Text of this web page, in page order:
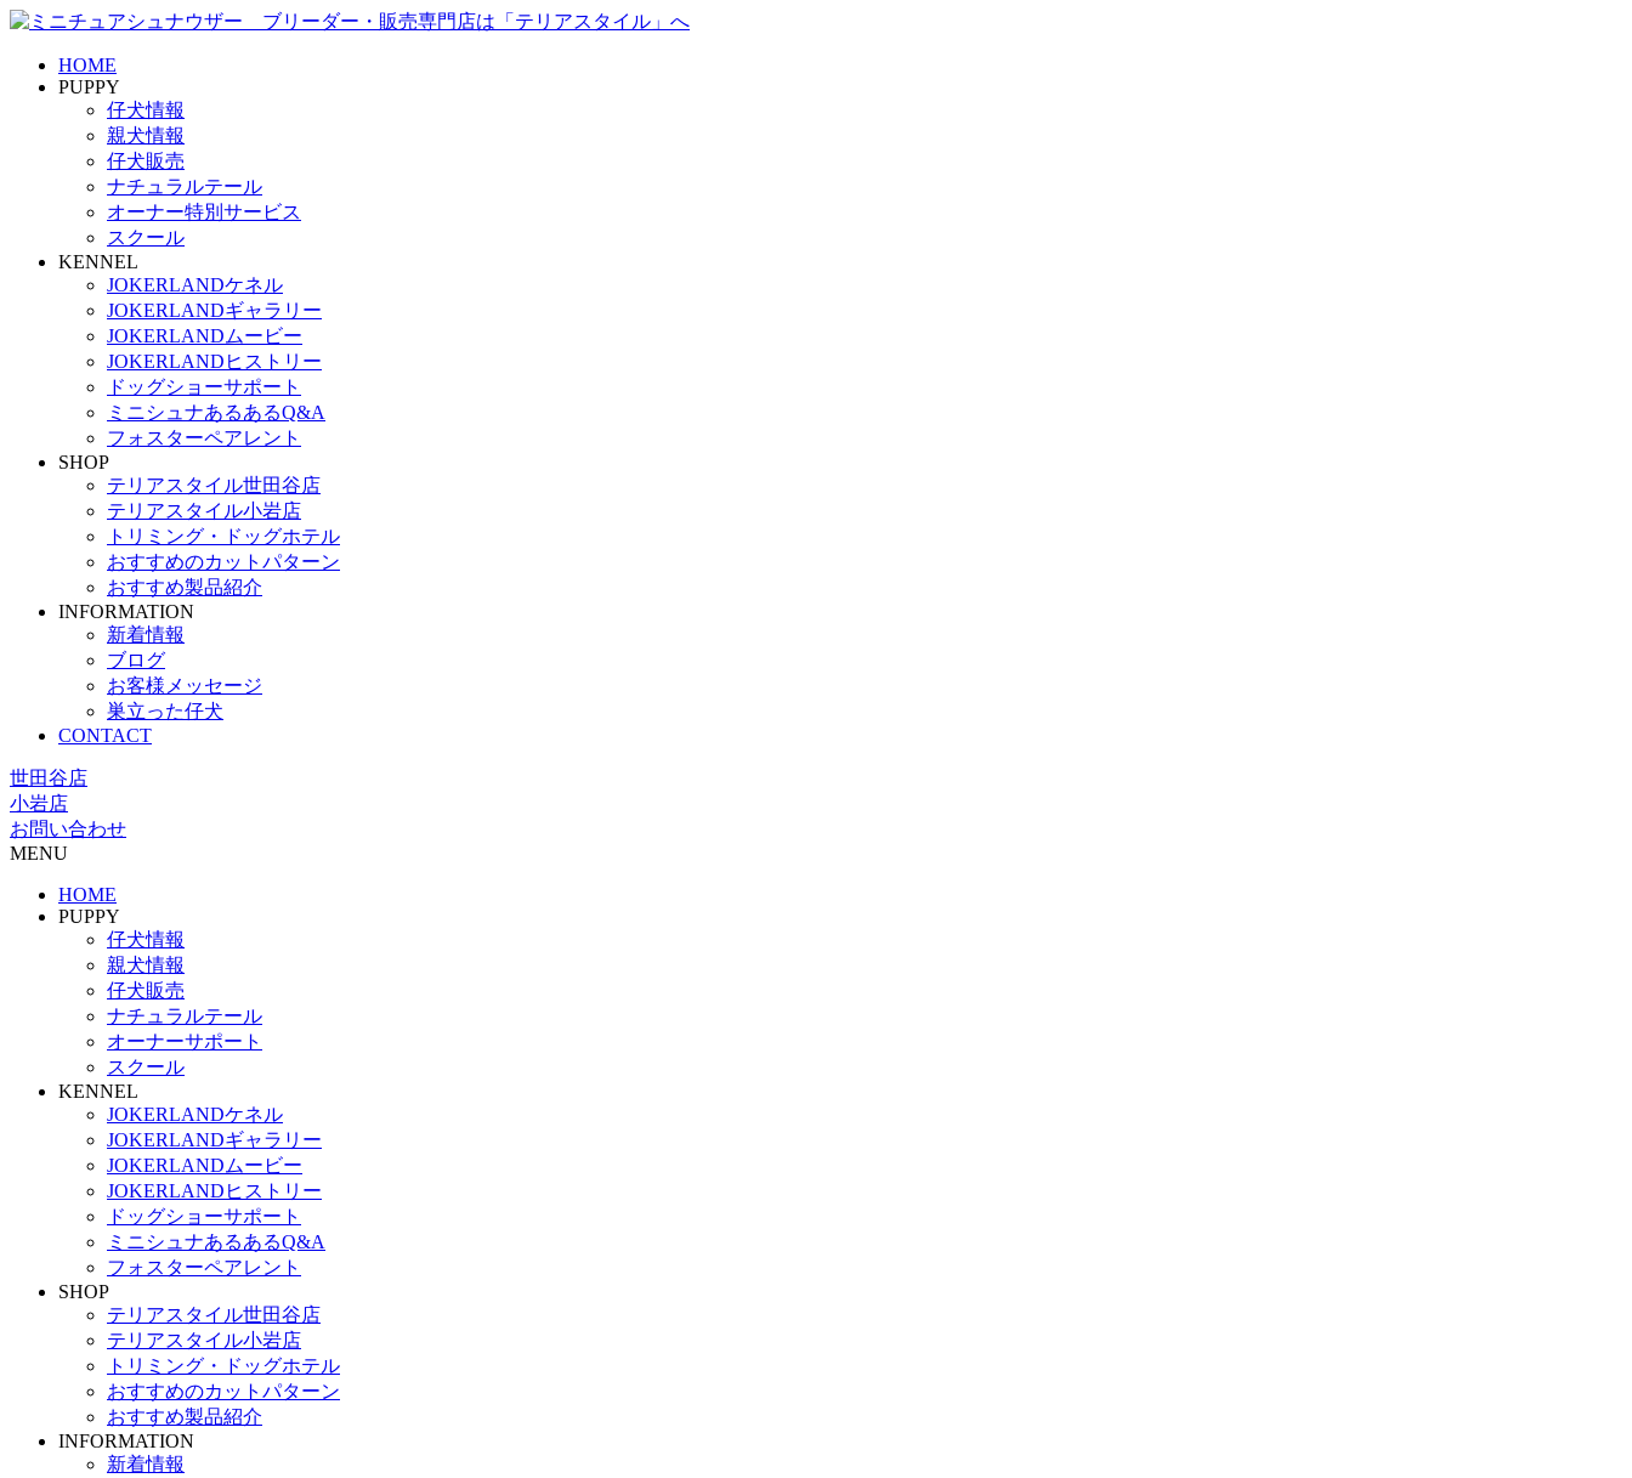
HOME
PUPPY
仔犬情報
親犬情報
仔犬販売
ナチュラルテール
オーナー特別サービス
スクール
KENNEL
JOKERLANDケネル
JOKERLANDギャラリー
JOKERLANDムービー
JOKERLANDヒストリー
ドッグショーサポート
ミニシュナあるあるQ&A
フォスターペアレント
SHOP
テリアスタイル世田谷店
テリアスタイル小岩店
トリミング・ドッグホテル
おすすめのカットパターン
おすすめ製品紹介
INFORMATION
新着情報
ブログ
お客様メッセージ
巣立った仔犬
CONTACT
世田谷店
小岩店
お問い合わせ
MENU
HOME
PUPPY
仔犬情報
親犬情報
仔犬販売
ナチュラルテール
オーナーサポート
スクール
KENNEL
JOKERLANDケネル
JOKERLANDギャラリー
JOKERLANDムービー
JOKERLANDヒストリー
ドッグショーサポート
ミニシュナあるあるQ&A
フォスターペアレント
SHOP
テリアスタイル世田谷店
テリアスタイル小岩店
トリミング・ドッグホテル
おすすめのカットパターン
おすすめ製品紹介
INFORMATION
新着情報